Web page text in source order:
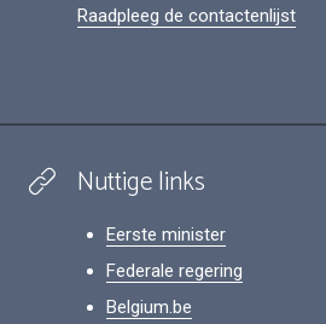
Raadpleeg de contactenlijst
Nuttige links
Eerste minister
Federale regering
Belgium.be